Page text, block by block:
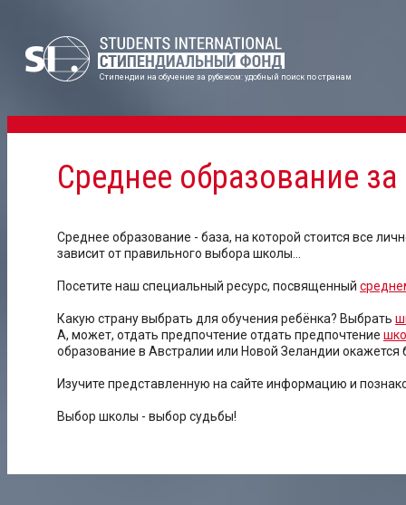
Стипендии на обучение за рубежом: удобный поиск по странам
Среднее образование
Среднее образование - база, на которой стоится все
зависит от правильного выбора школы...
Посетите наш специальный ресурс, посвященный
Какую страну выбрать для обучения ребёнка? Выбрать
А, может, отдать предпочтение отдать предпочтение
образование в Австралии или Новой Зеландии
Изучите представленную на сайте информацию и
Выбор школы - выбор судьбы!